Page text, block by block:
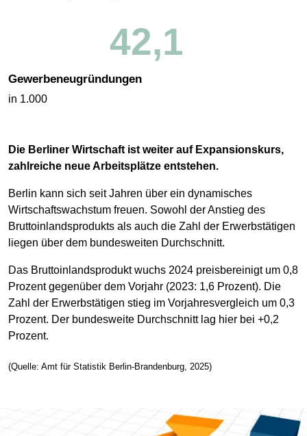
42,1
Gewerbeneugründungen
in 1.000
Die Berliner Wirtschaft ist weiter auf Expansionskurs,
zahlreiche neue Arbeitsplätze entstehen.
Berlin kann sich seit Jahren über ein dynamisches
Wirtschaftswachstum freuen. Sowohl der Anstieg des
Bruttoinlandsprodukts als auch die Zahl der Erwerbstätigen
liegen über dem bundesweiten Durchschnitt.
Das Bruttoinlandsprodukt wuchs 2024 preisbereinigt um 0,8
Prozent gegenüber dem Vorjahr (2023: 1,6 Prozent). Die
Zahl der Erwerbstätigen stieg im Vorjahresvergleich um 0,3
Prozent. Der bundesweite Durchschnitt lag hier bei +0,2
Prozent.
(Quelle: Amt für Statistik Berlin-Brandenburg, 2025)